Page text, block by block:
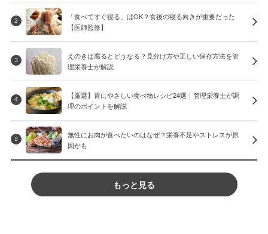
2
「食べてすぐ寝る」はOK？食後の寝る向きが重要だった
【医師監修】
3
えのきは腐るとどうなる？見分け方や正しい保存方法を管
理栄養士が解説
4
【厳選】胃にやさしい食べ物レシピ24選｜管理栄養士が調
理のポイントを解説
5
無性にお肉が食べたいのはなぜ？栄養不足やストレスが原
因かも
もっと見る